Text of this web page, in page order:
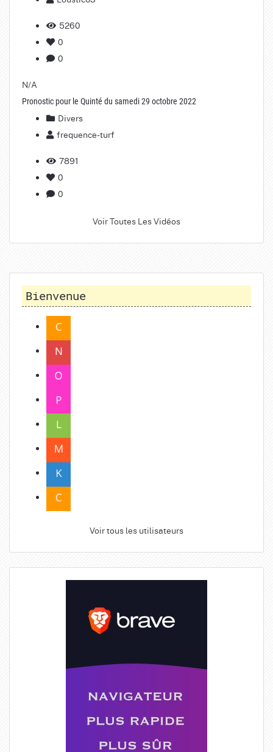
5260
0
0
N/A
Pronostic pour le Quinté du samedi 29 octobre 2022
Divers
frequence-turf
7891
0
0
Voir Toutes Les Vidéos
Bienvenue
Voir tous les utilisateurs